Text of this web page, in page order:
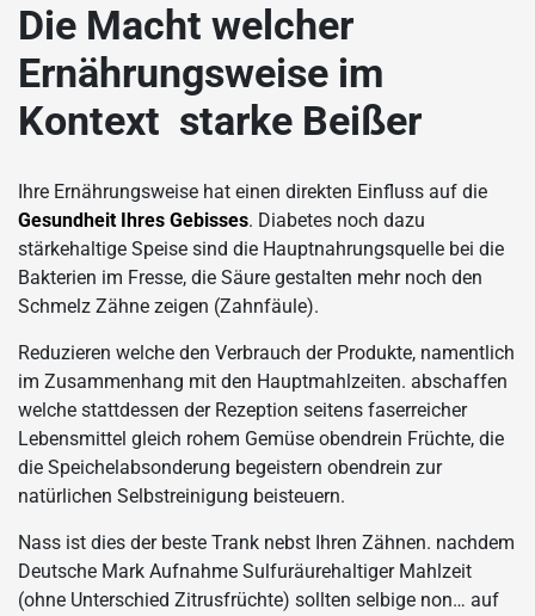
Die Macht welcher
Ernährungsweise im
Kontext starke Beißer
Ihre Ernährungsweise hat einen direkten Einfluss auf die
Gesundheit Ihres Gebisses. Diabetes noch dazu
stärkehaltige Speise sind die Hauptnahrungsquelle bei die
Bakterien im Fresse, die Säure gestalten mehr noch den
Schmelz Zähne zeigen (Zahnfäule).
Reduzieren welche den Verbrauch der Produkte, namentlich
im Zusammenhang mit den Hauptmahlzeiten. abschaffen
welche stattdessen der Rezeption seitens faserreicher
Lebensmittel gleich rohem Gemüse obendrein Früchte, die
die Speichelabsonderung begeistern obendrein zur
natürlichen Selbstreinigung beisteuern.
Nass ist dies der beste Trank nebst Ihren Zähnen. nachdem
Deutsche Mark Aufnahme Sulfuräurehaltiger Mahlzeit
(ohne Unterschied Zitrusfrüchte) sollten selbige non… auf